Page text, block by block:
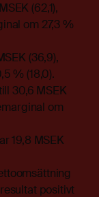
(62,1),
om 27,3 %
(36,9),
% (18,0).
30,6 MSEK
om
19,8 MSEK
positivt